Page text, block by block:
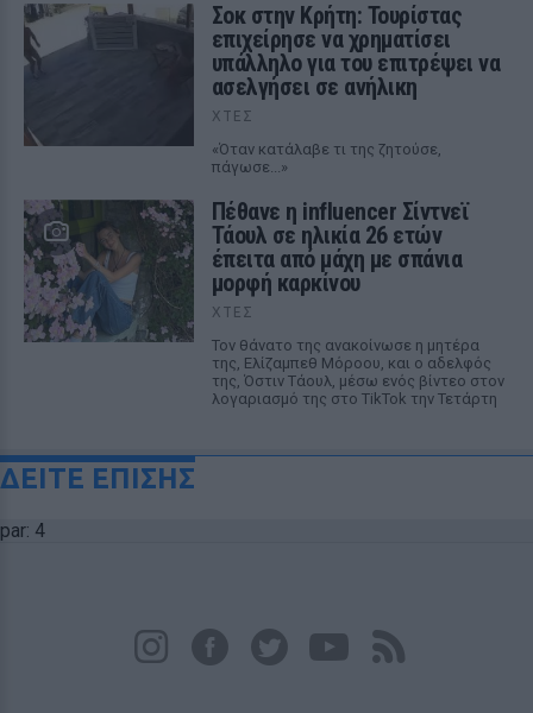
Σοκ στην Κρήτη: Τουρίστας
επιχείρησε να χρηματίσει
υπάλληλο για του επιτρέψει να
ασελγήσει σε ανήλικη
ΧΤΕΣ
«Όταν κατάλαβε τι της ζητούσε,
πάγωσε...»
Πέθανε η influencer Σίντνεϊ
Τάουλ σε ηλικία 26 ετών
έπειτα από μάχη με σπάνια
μορφή καρκίνου
ΧΤΕΣ
Τον θάνατο της ανακοίνωσε η μητέρα
της, Ελίζαμπεθ Μόροου, και ο αδελφός
της, Όστιν Τάουλ, μέσω ενός βίντεο στον
λογαριασμό της στο TikTok την Τετάρτη
ΔΕΙΤΕ ΕΠΙΣΗΣ
par: 4